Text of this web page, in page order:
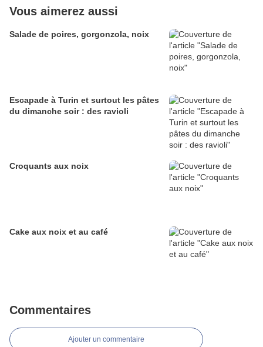
Vous aimerez aussi
Salade de poires, gorgonzola, noix
Escapade à Turin et surtout les pâtes
du dimanche soir : des ravioli
Croquants aux noix
Cake aux noix et au café
Commentaires
Ajouter un commentaire